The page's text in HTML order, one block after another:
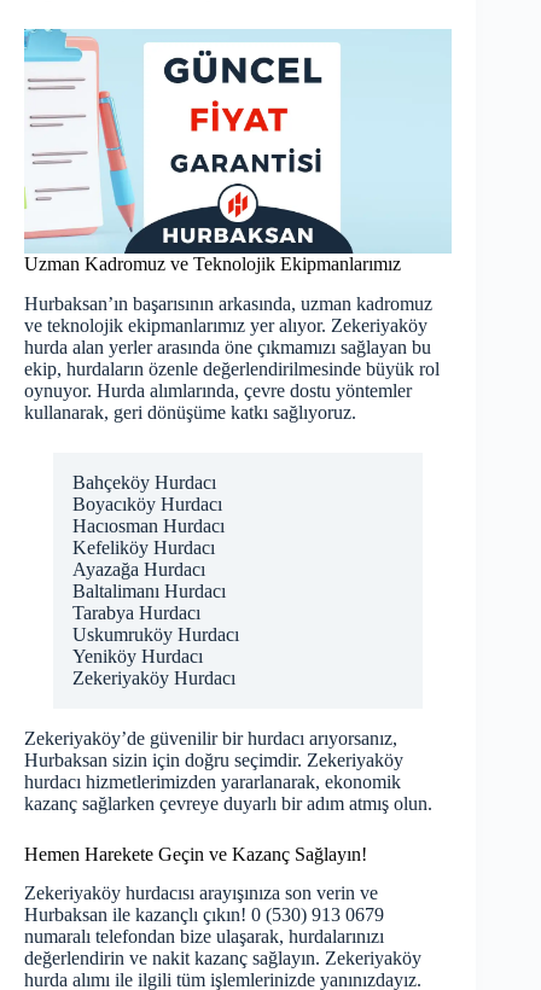
Uzman Kadromuz ve Teknolojik Ekipmanlarımız
Hurbaksan’ın başarısının arkasında, uzman kadromuz
ve teknolojik ekipmanlarımız yer alıyor. Zekeriyaköy
hurda alan yerler arasında öne çıkmamızı sağlayan bu
ekip, hurdaların özenle değerlendirilmesinde büyük rol
oynuyor. Hurda alımlarında, çevre dostu yöntemler
kullanarak, geri dönüşüme katkı sağlıyoruz.
Bahçeköy Hurdacı
Boyacıköy Hurdacı
Hacıosman Hurdacı
Kefeliköy Hurdacı
Ayazağa Hurdacı
Baltalimanı Hurdacı
Tarabya Hurdacı
Uskumruköy Hurdacı
Yeniköy Hurdacı
Zekeriyaköy Hurdacı
Zekeriyaköy’de güvenilir bir hurdacı arıyorsanız,
Hurbaksan sizin için doğru seçimdir. Zekeriyaköy
hurdacı hizmetlerimizden yararlanarak, ekonomik
kazanç sağlarken çevreye duyarlı bir adım atmış olun.
Hemen Harekete Geçin ve Kazanç Sağlayın!
Zekeriyaköy hurdacısı arayışınıza son verin ve
Hurbaksan ile kazançlı çıkın! 0 (530) 913 0679
numaralı telefondan bize ulaşarak, hurdalarınızı
değerlendirin ve nakit kazanç sağlayın. Zekeriyaköy
hurda alımı ile ilgili tüm işlemlerinizde yanınızdayız.